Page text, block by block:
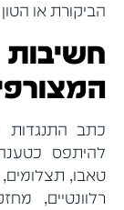
הביקורת או
כתב התנגדות
להיתפס כטענה
טאבו, תצלומים,
רלוונטיים,